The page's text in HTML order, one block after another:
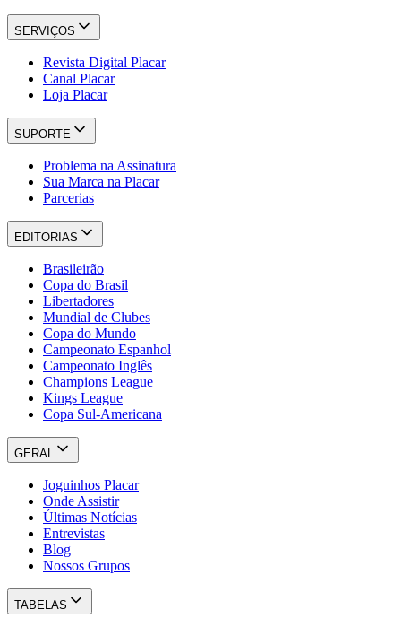
SERVIÇOS
Revista Digital Placar
Canal Placar
Loja Placar
SUPORTE
Problema na Assinatura
Sua Marca na Placar
Parcerias
EDITORIAS
Brasileirão
Copa do Brasil
Libertadores
Mundial de Clubes
Copa do Mundo
Campeonato Espanhol
Campeonato Inglês
Champions League
Kings League
Copa Sul-Americana
GERAL
Joguinhos Placar
Onde Assistir
Últimas Notícias
Entrevistas
Blog
Nossos Grupos
TABELAS